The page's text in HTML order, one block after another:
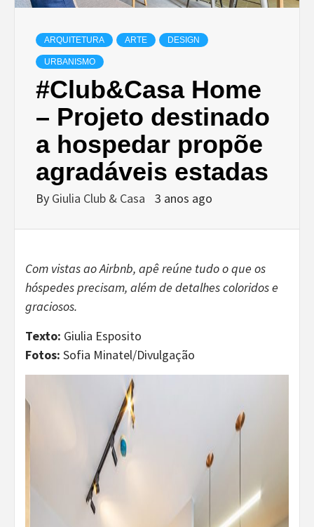
ARQUITETURA ARTE DESIGN
URBANISMO
#Club&Casa Home
– Projeto destinado
a hospedar propõe
agradáveis estadas
By Giulia Club & Casa 3 anos ago
Com vistas ao Airbnb, apê reúne tudo o que os
hóspedes precisam, além de detalhes coloridos e
graciosos.
Texto: Giulia Esposito
Fotos: Sofia Minatel/Divulgação